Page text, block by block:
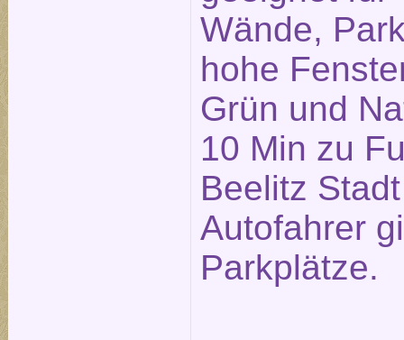
Wände,
hohe
Grün und
10 Min zu
Beelitz
Autofahrer
Parkplätze.